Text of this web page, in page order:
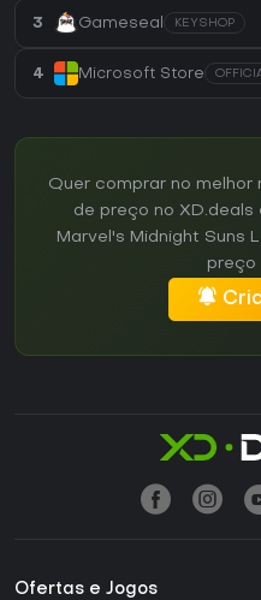
3 Gameseal KEYSHOP
4 Microsoft Store
Quer comprar no melhor
de preço no
Marvel's Midnight Suns
preço
Ofertas e Jogos